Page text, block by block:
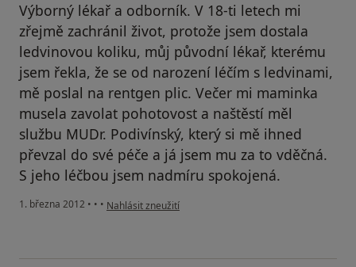
Výborný lékař a odborník. V 18-ti letech mi
zřejmě zachránil život, protože jsem dostala
ledvinovou koliku, můj původní lékař, kterému
jsem řekla, že se od narození léčím s ledvinami,
mě poslal na rentgen plic. Večer mi maminka
musela zavolat pohotovost a naštěstí měl
službu MUDr. Podivínský, který si mě ihned
převzal do své péče a já jsem mu za to vděčná.
S jeho léčbou jsem nadmíru spokojená.
1. března 2012 • • • podle názoru uživatele Milotová G.
Nahlásit zneužití